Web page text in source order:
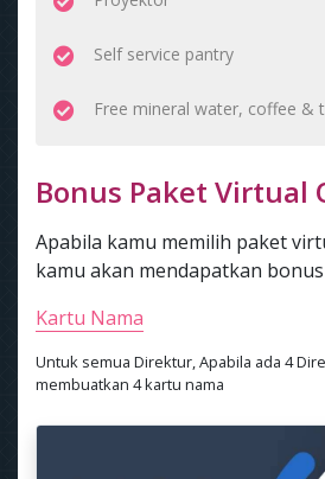
Self service pantry
Free mineral water, coffee &
Bonus Paket Virtual
Apabila kamu memilih paket
kamu akan mendapatkan
Kartu Nama
Untuk semua Direktur, Apabila ada 4
membuatkan 4 kartu nama